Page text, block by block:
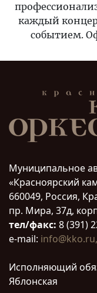
каждый
событием.
Муниципальное
«Красноярский
660049, Россия,
пр. Мира, 37д,
тел/факс: 8 (391)
e-mail: info@kko.ru,
Исполняющий
Яблонская